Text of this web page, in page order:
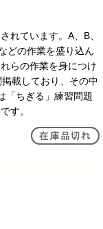
れています。A、B、
どの作業を盛り込ん
らの作業を身につけ
載しており、その中
「ちぎる」練習問題
す。